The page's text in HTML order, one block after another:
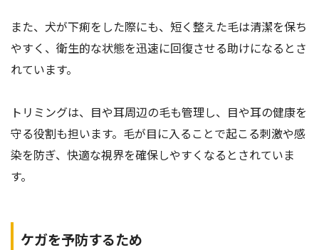
また、犬が下痢をした際にも、短く整えた毛は清潔を保ち
やすく、衛生的な状態を迅速に回復させる助けになるとさ
れています。
トリミングは、目や耳周辺の毛も管理し、目や耳の健康を
守る役割も担います。毛が目に入ることで起こる刺激や感
染を防ぎ、快適な視界を確保しやすくなるとされていま
す。
ケガを予防するため